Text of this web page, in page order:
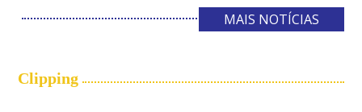
MAIS NOTÍCIAS
Clipping